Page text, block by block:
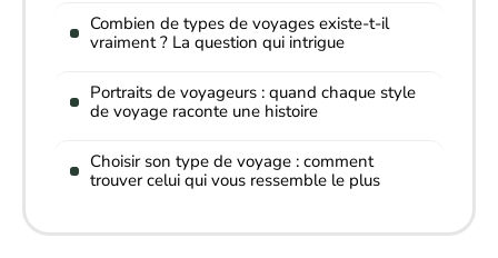
Combien de types de voyages existe-t-il
vraiment ? La question qui intrigue
Portraits de voyageurs : quand chaque style
de voyage raconte une histoire
Choisir son type de voyage : comment
trouver celui qui vous ressemble le plus